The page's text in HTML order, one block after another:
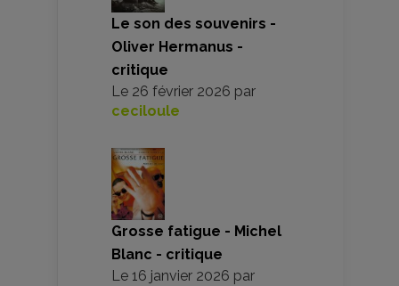
Le son des souvenirs -
Oliver Hermanus -
critique
Le 26 février 2026 par
ceciloule
Grosse fatigue - Michel
Blanc - critique
Le 16 janvier 2026 par